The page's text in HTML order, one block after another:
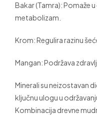
Bakar (Tamra): Pomaže
metabolizam.
Krom: Regulira razinu
Mangan: Podržava
Minerali su neizostavan
ključnu ulogu u
Kombinacija drevne